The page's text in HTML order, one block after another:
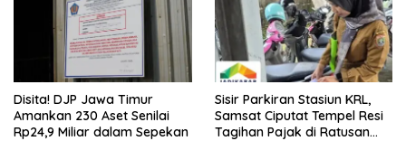
Disita! DJP Jawa Timur
Amankan 230 Aset Senilai
Rp24,9 Miliar dalam Sepekan
Sisir Parkiran Stasiun KRL,
Samsat Ciputat Tempel Resi
Tagihan Pajak di Ratusan